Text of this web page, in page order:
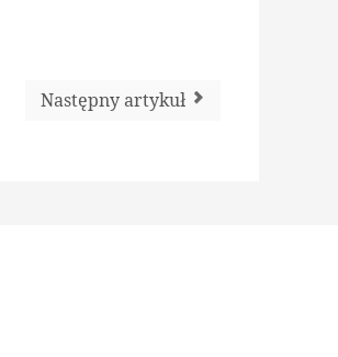
Następny artykuł